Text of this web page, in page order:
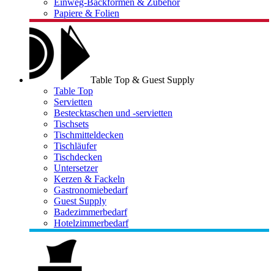
Einweg-Backformen & Zubehör
Papiere & Folien
Table Top & Guest Supply
Table Top
Servietten
Bestecktaschen und -servietten
Tischsets
Tischmitteldecken
Tischläufer
Tischdecken
Untersetzer
Kerzen & Fackeln
Gastronomiebedarf
Guest Supply
Badezimmerbedarf
Hotelzimmerbedarf